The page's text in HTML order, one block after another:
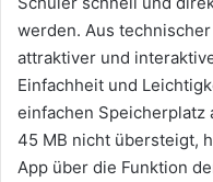
werden. Aus
attraktiver und
Einfachheit und
einfachen Speicherplatz
45 MB nicht übersteigt,
App über die Funktion